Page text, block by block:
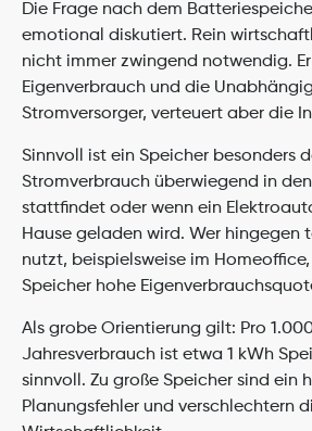
Die Frage nach dem
emotional diskutiert. Rein
nicht immer zwingend notwendig.
Eigenverbrauch und die
Stromversorger, verteuert aber die
Sinnvoll ist ein Speicher besonders
Stromverbrauch überwiegend in
stattfindet oder wenn ein
Hause geladen wird. Wer hingegen
nutzt, beispielsweise im
Speicher hohe
Als grobe Orientierung gilt: Pro
Jahresverbrauch ist etwa 1 kWh
sinnvoll. Zu große Speicher sind ein
Planungsfehler und verschlechtern